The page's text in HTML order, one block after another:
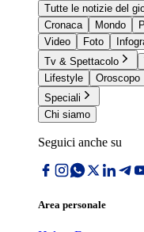
Tutte le notizie del
Cronaca
Mondo
Video
Foto
Tv & Spettacolo
Lifestyle
Oroscopo
Speciali
Chi siamo
Seguici anche su
Area personale